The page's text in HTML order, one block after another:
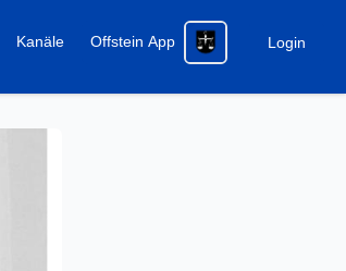
Kanäle Offstein App Login